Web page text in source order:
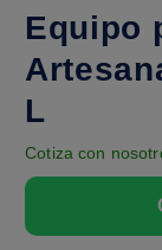
Equipo
L
Cotiza con